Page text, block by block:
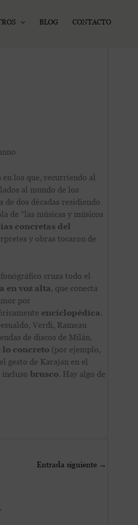
BLOG CONTACTO
en los que, recurriendo al
al mundo de los
de dos décadas residiendo
de “las músicas y músicos
concretas del
y obras tocaron de
cruza todo el
en voz alta, que conecta
por
enciclopédica.
Verdi, Rameau
de discos de Milán,
concreto (por ejemplo,
gesto de Karajan en el
incluso brusco. Hay algo de
Entrada siguiente →